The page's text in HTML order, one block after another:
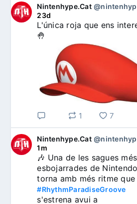
Nintenhype.Cat
23d
L'única roja que ens
🤚
1 7
Nintenhype.Cat
1m
🎶 Una de les sagues més
esbojarrades de Nintendo
#RhythmParadiseGroove